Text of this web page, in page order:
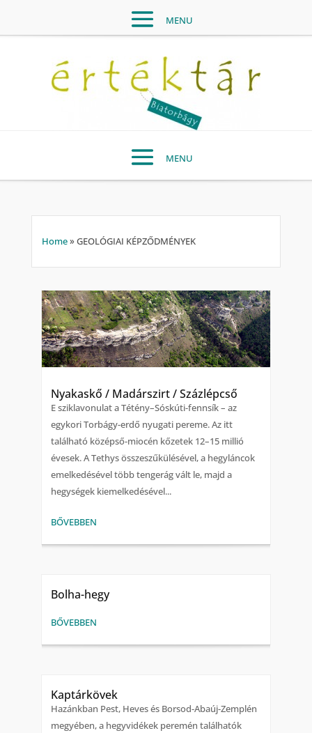
Home» GEOLÓGIAI KÉPZŐDMÉNYEK
Nyakaskő / Madárszirt / Százlépcső
E sziklavonulat a Tétény–Sóskúti-fennsík – az
egykori Torbágy-erdő nyugati pereme. Az itt
található középső-miocén kőzetek 12–15 millió
évesek. A Tethys összeszűkülésével, a hegyláncok
emelkedésével több tengerág vált le, majd a
hegységek kiemelkedésével...
BŐVEBBEN
Bolha-hegy
BŐVEBBEN
Kaptárkövek
Hazánkban Pest, Heves és Borsod-Abaúj-Zemplén
megyében, a hegyvidékek peremén találhatók